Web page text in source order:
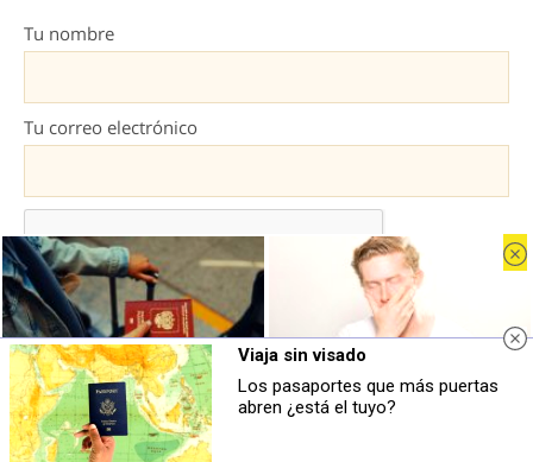
Tu nombre
Tu correo electrónico
Al darte de alta aceptas la política de privacidady aceptas recibir
emails de marketing con información sobre el sector.
Pasaportes que abren puertas
Los pasaportes más poderosos del
mundo, ¿está el tuyo?
¿Por qué se contagia?
El bostezo es más social de lo que
Viaja sin visado
Los pasaportes que más puertas
abren ¿está el tuyo?